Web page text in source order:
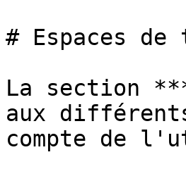
# Espaces
La section
aux
compte de